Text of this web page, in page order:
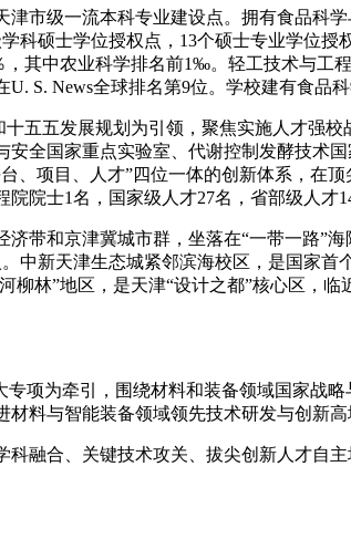
市级一流本科专业建设点。拥有食品科
科硕士学位授权点，13个硕士专业学位
其中农业科学排名前1‰。轻工技术与工
S. News全球排名第9位。学校建有食品
五五发展规划为引领，聚焦实施人才强
全国家重点实验室、代谢控制发酵技术
、项目、人才”四位一体的创新体系，在
院士1名，国家级人才27名，省部级人才
带和京津冀城市群，坐落在“一带一路”
中新天津生态城紧邻滨海校区，是国家
柳林”地区，是天津“设计之都”核心区，
项为牵引，围绕材料和装备领域国家战
料与智能装备领域领先技术研发与创新高
融合、关键技术攻关、拔尖创新人才自